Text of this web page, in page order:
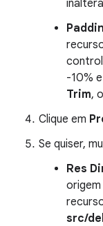
-10%
Trim,
Clique em
Se quiser,
Res
src/